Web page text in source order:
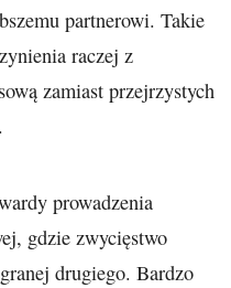
partnerowi. Takie
raczej z
zamiast przejrzystych
prowadzenia
gdzie zwycięstwo
drugiego. Bardzo